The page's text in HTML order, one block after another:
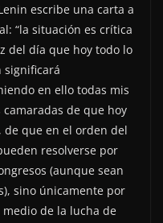
escribe una carta a
“la situación es crítica
del día que hoy todo lo
significará
en ello todas mis
de que hoy
que en el orden del
resolverse por
(aunque sean
sino únicamente por
de la lucha de